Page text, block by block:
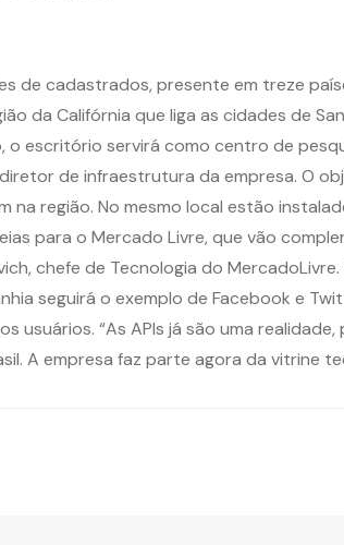
de cadastrados, presente em treze
da Califórnia que liga as cidades de
o escritório servirá como centro de
de infraestrutura da empresa. O
na região. No mesmo local estão
para o Mercado Livre, que vão
chefe de Tecnologia do
seguirá o exemplo de Facebook e
usuários. “As APIs já são uma
A empresa faz parte agora da vitrine